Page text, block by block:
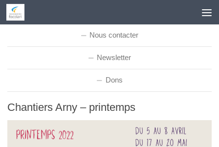
Skip to content
Nous contacter
Newsletter
Dons
Chantiers Arny – printemps